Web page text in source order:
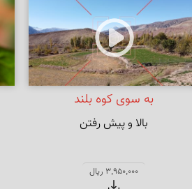
به سوی کوه بلند
بالا و پیش رفتن
3,950,000 ریال